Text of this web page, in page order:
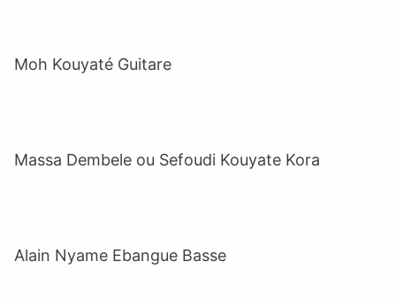
Moh Kouyaté Guitare
Massa Dembele ou Sefoudi Kouyate Kora
Alain Nyame Ebangue Basse